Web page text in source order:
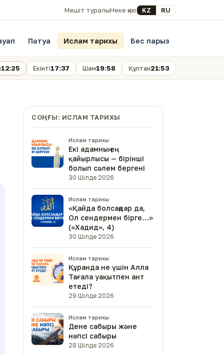
Мешіт туралыНеке қиюSelect your language
KZ RU
Пәтуа Ислам тарихы Бес парыз
12:25 Екінті17:37 Шам19:58 Құптан21:53
СОҢҒЫ: ИСЛАМ ТАРИХЫ
Ислам тарихы
Екі адамның ең
қайырлысы — бірінші
болып сәлем бергені
30 Шілде 2026
Ислам тарихы
«Қайда болсаңдар да,
Ол сендермен бірге…»
(«Хадид», 4)
30 Шілде 2026
Ислам тарихы
Құранда не үшін Алла
Тағала уақытпен ант
етеді?
29 Шілде 2026
Ислам тарихы
Дене сабыры және
нәпсі сабыры
28 Шілде 2026